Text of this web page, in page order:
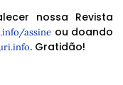
nossa Revista
assine ou doando
. Gratidão!